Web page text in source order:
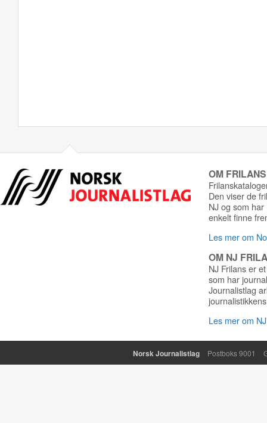
OM
Den viser de
NJ og som
enkelt finne
Les mer om
OM NJ
NJ Frilans er
som har
Journalistlag
Les mer om
Norsk Journalistlag Postboks 9001